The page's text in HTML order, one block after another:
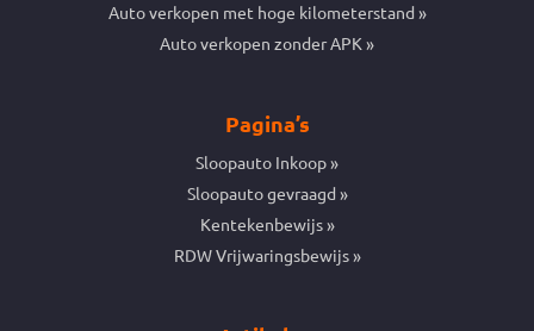
Auto verkopen met hoge kilometerstand
Auto verkopen zonder APK
Pagina’s
Sloopauto Inkoop
Sloopauto gevraagd
Kentekenbewijs
RDW Vrijwaringsbewijs